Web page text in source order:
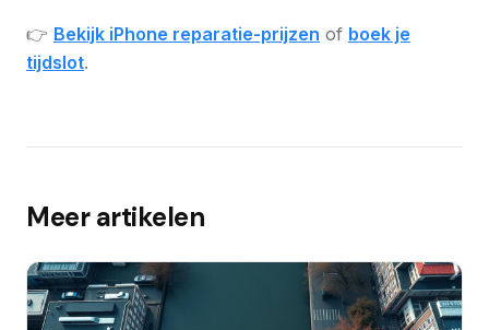
👉 Bekijk iPhone reparatie-prijzen of boek je
tijdslot.
Meer artikelen